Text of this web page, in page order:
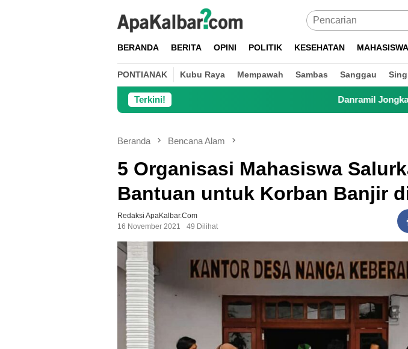
BERANDA BERITA OPINI POLITIK KESEHATAN MAHASISWA
PONTIANAK Kubu Raya Mempawah Sambas Sanggau
Terkini! Danramil Jongkat Perjuangkan Jembatan
Beranda Bencana Alam
5 Organisasi Mahasiswa
Bantuan untuk Korban Banjir
Redaksi ApaKalbar.com
16 November 2021
49 Dilihat